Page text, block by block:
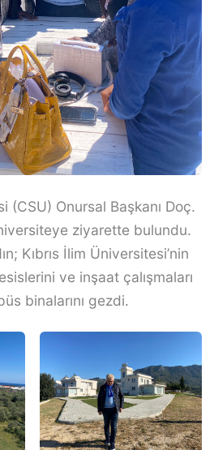
(CSU) Onursal Başkanı Doç.
ziyarette bulundu.
Kıbrıs İlim Üniversitesi’nin
ve inşaat çalışmaları
binalarını gezdi.